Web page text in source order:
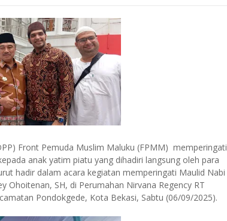
Front Pemuda Muslim Maluku (FPMM) memperingati
anak yatim piatu yang dihadiri langsung oleh para
hadir dalam acara kegiatan memperingati Maulid Nabi
Ohoitenan, SH, di Perumahan Nirvana Regency RT
Pondokgede, Kota Bekasi, Sabtu (06/09/2025).